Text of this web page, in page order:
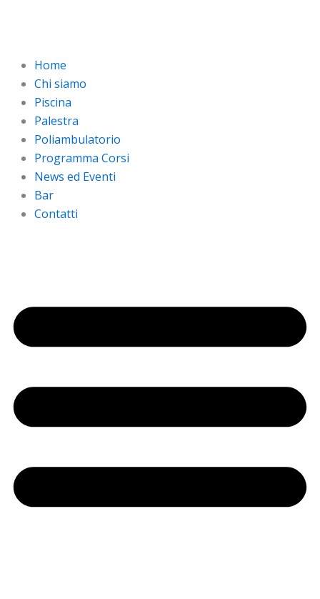
Home
Chi siamo
Piscina
Palestra
Poliambulatorio
Programma Corsi
News ed Eventi
Bar
Contatti